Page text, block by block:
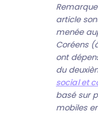
article
menée
Coréens
ont
du
social et
basé sur
mobiles